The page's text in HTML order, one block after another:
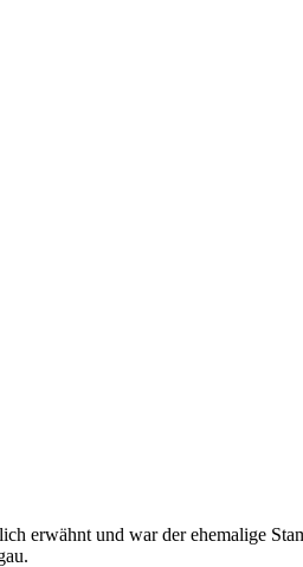
erwähnt und war der ehemalige